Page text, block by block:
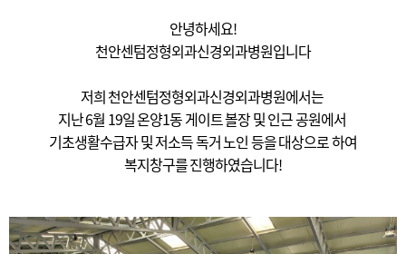
안녕하세요!
천안센텀정형외과신경외과병원입니다
저희 천안센텀정형외과신경외과병원에서는
지난 6월 19일 온양1동 게이트 볼장 및 인근 공원에서
기초생활수급자 및 저소득 독거 노인 등을 대상으로 하여
복지창구를 진행하였습니다!